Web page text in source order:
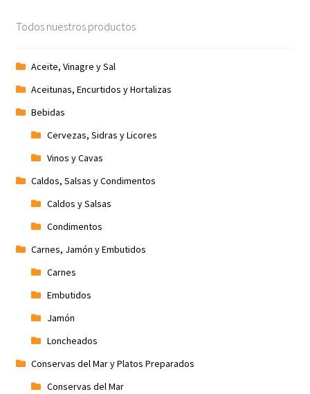
Todos nuestros productos
Aceite, Vinagre y Sal
Aceitunas, Encurtidos y Hortalizas
Bebidas
Cervezas, Sidras y Licores
Vinos y Cavas
Caldos, Salsas y Condimentos
Caldos y Salsas
Condimentos
Carnes, Jamón y Embutidos
Carnes
Embutidos
Jamón
Loncheados
Conservas del Mar y Platos Preparados
Conservas del Mar